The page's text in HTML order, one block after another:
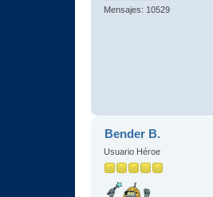
Mensajes: 10529
Bender B.
Usuario Héroe